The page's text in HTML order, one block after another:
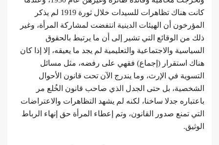
كانت هناك تظاهرات للسيدات خلال ثورة 1919 لم يذكر
المؤرخون أن الهيئات الدينية انتفضت لمشاركة المرأة، وغير
ذلك من الوقائع التي تشير إلى أن ما يرتبط بالحقوق
السياسية والاجتماعية والتعليمية لم يجد ما يعيقه، إلا إذا كان
هناك استقرار (إجماع) فقهي على رفضه، مثل مسائل
التسوية في الإرث، وما يندرج الآن تحت قانون الأحوال
الشخصية، بل حتى الجدل الذي صاحب قانون الخُلع مر
باعتباره جدلا ساخنا، لكنه لم يشهد التظاهرات والاعتراضات
التي تمنع صدور القانون، وتم إعطاء المرأة حق إنهاء الرباط
الوثيق.